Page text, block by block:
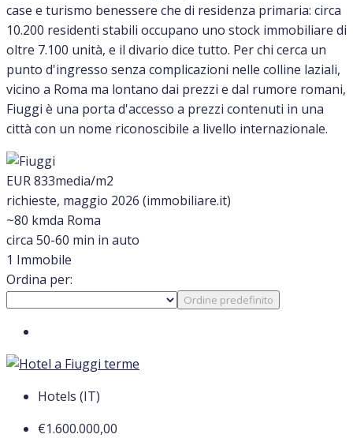
case e turismo benessere che di residenza primaria: circa
10.200 residenti stabili occupano uno stock immobiliare di
oltre 7.100 unità, e il divario dice tutto. Per chi cerca un
punto d'ingresso senza complicazioni nelle colline laziali,
vicino a Roma ma lontano dai prezzi e dal rumore romani,
Fiuggi è una porta d'accesso a prezzi contenuti in una
città con un nome riconoscibile a livello internazionale.
EUR 833media/m2
richieste, maggio 2026 (immobiliare.it)
~80 kmda Roma
circa 50-60 min in auto
1 Immobile
Ordina per:
Ordine predefinito
Hotels (IT)
€1.600.000,00